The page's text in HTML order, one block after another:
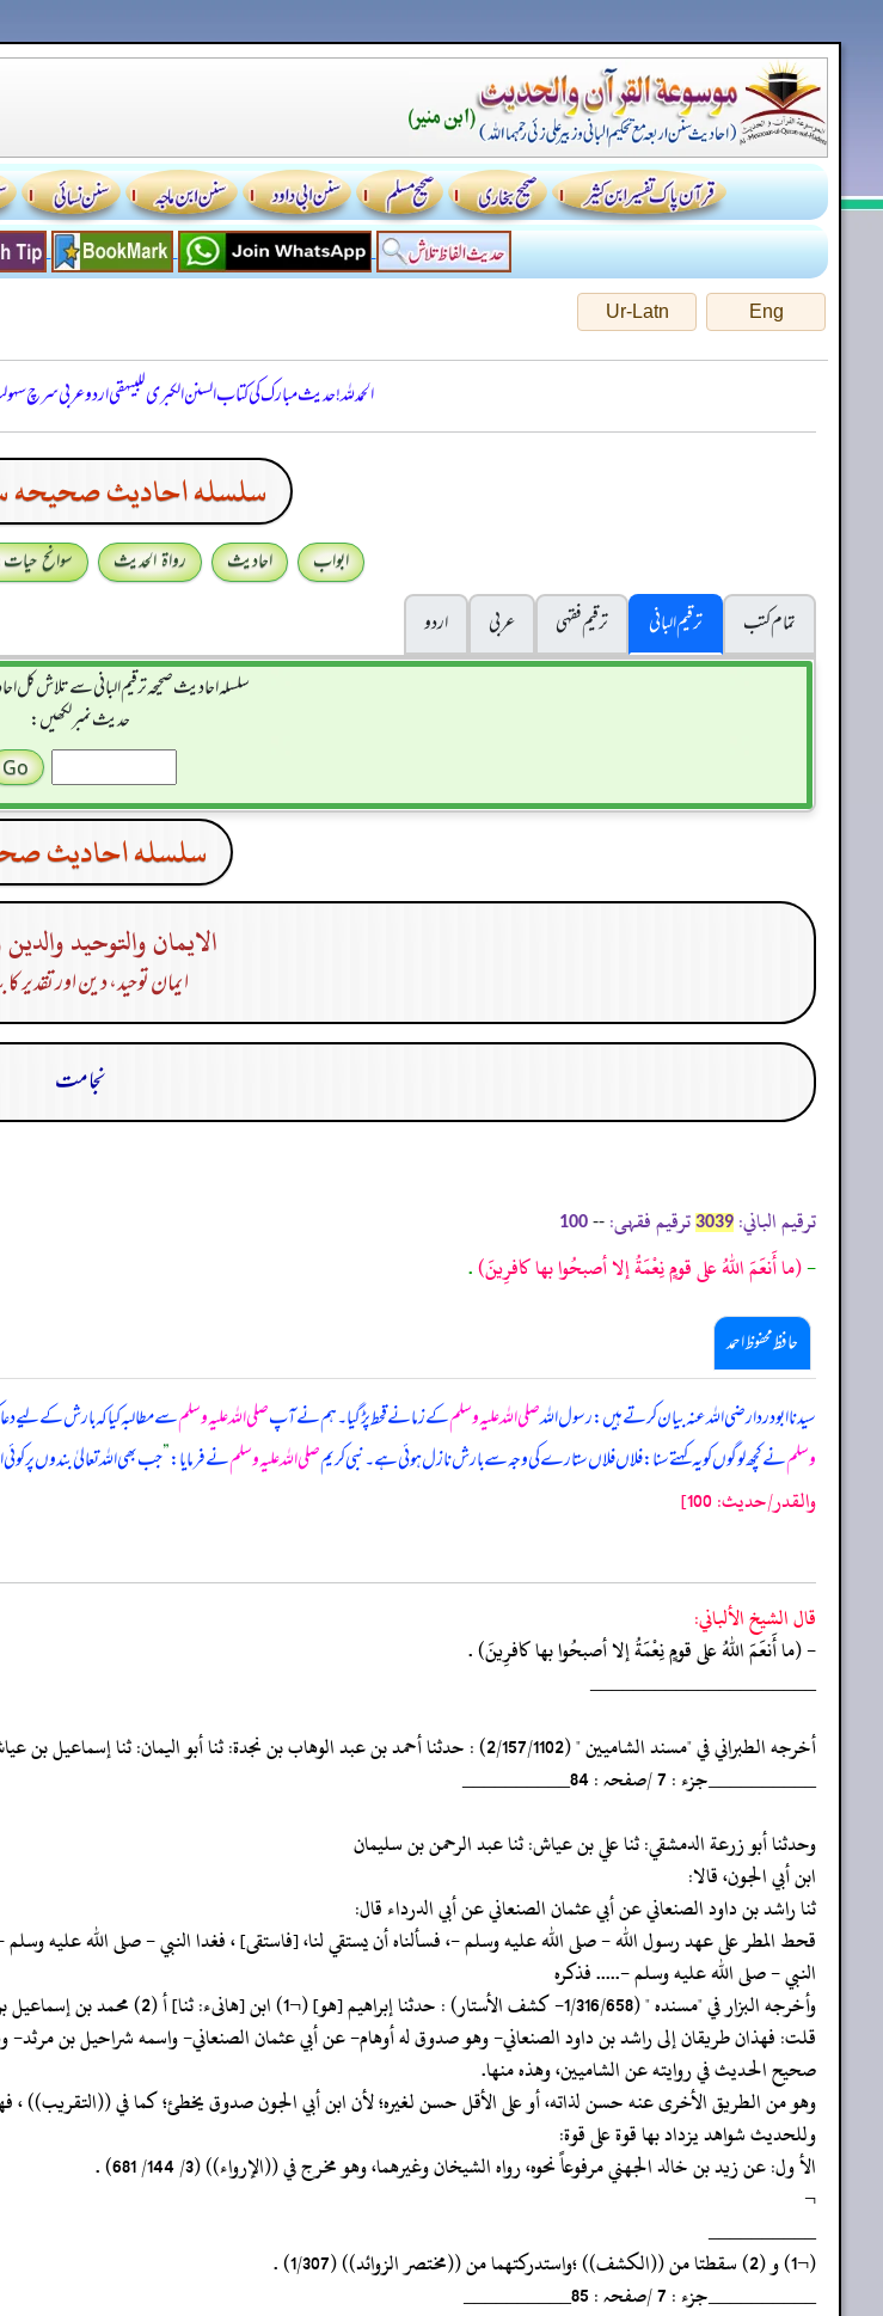
Eng
Ur-Latn
الحمدللہ! حدیث مبارک کی کتاب السنن الكبرى للبيهقي اردو عربی
سلسله احاديث صحيحه
ابواب احادیث رواۃ الحدیث
سوانح حیات:
تمام کتب
ترقیم البانی ترقيم فقہی عربی
اردو
سلسله احاديث صحيحه ترقیم البانی سے تلاش کل
حدیث نمبر لکھیں:
سلسله احاديث
الايمان والتوحيد
ایمان توحید، دین اور تقدیر
نجامت
ترقیم الباني: 3039 ترقیم فقہی: --
100
-(ما أَنعَمَ اللهُ على قومٍ نِعْمَةُ إلا أصبحُوا بها كافرِينَ).
حافظ محفوظ احمد
سیدنا ابودردا رضی اللہ عنہ بیان کرتے ہیں: رسول اللہصلی اللہ علیہ وسلمکے زمانے قحط پڑ گیا۔ ہم نے آپصلی اللہ علیہ وسلمسے مطالبہ کیا کہ بارش کے لیے
وسلمنے کچھ لوگوں کو یہ کہتے سنا: فلاں فلاں ستارے کی وجہ سے بارش نازل ہوئی ہے۔ نبی کریمصلی اللہ علیہ وسلمنے فرمایا:”جب بھی اللہ تعالیٰ بندوں پر
والقدر/حدیث: 100]
قال الشيخ الألباني:
- (ما أَنعَمَ اللهُ على قومٍ نِعْمَةُ إلا أصبحُوا بها كافرِينَ) .
‏‏‏‏_____________________
‏‏‏‏أخرجه الطبراني في "مسند الشاميين " (2/157/1102) : حدثنا أحمد بن عبد الوهاب بن نجدة: ثنا أبو اليمان: ثنا إسماعيل بن عياش. ح
‏‏‏‏__________جزء : 7 /صفحہ : 84__________
‏‏‏‏وحدثنا أبو زرعة الدمشقي: ثنا علي بن عياش: ثنا عبد الرحمن بن سليمان
‏‏‏‏ابن أبي الجون، قالا:
‏‏‏‏ثنا راشد بن داود الصنعاني عن أبي عثمان الصنعاني عن أبي الدرداء قال:
‏‏‏‏قحط المطر على عهد رسول الله - صلى الله عليه وسلم -، فسألناه أن يستقي لنا، [فاستقى] ، فغدا النبي - صلى الله عليه
‏‏‏‏النبي - صلى الله عليه وسلم -..... فذكره
‏‏‏‏وأخرجه البزار في "مسنده " (1/316/658- كشف الأستار) : حدثنا إبراهيم [هو] (¬1) ابن [هانىء: ثنا] أ (2) محمد بن إسماعيل بن عياش: حدثني أبي: حدثني راشد بن داود الصنعاني به. وزيادة: [فاستسقى] منه.
‏‏‏‏قلت: فهذان طريقان إلى راشد بن داود الصنعاني- وهو صدوق له أوهام- عن أبي عثمان الصنعاني- واسمه شراحيل بن
صحيح الحديث في روايته عن الشاميين، وهذه منها.
‏‏‏‏وهو من الطريق الأخرى عنه حسن لذاته، أو على الأقل حسن لغيره؛ لأن ابن أبي الجون صدوق يخطئ؛ كما في ((التقريب)) ،
‏‏‏‏وللحديث شواهد يزداد بها قوة على قوة:
‏‏‏‏الأ ول: عن زيد بن خالد الجهني مرفوعاً نحوه، رواه الشيخان وغيرهما، وهو مخرج في ((الإرواء)) (3/ 144/ 681) .
‏‏‏‏¬
‏‏‏‏__________
‏‏‏‏(¬1) و (2) سقطتا من ((الكشف)) ؛واستدركتهما من ((مختصر الزوائد)) (1/307) .
‏‏‏‏__________جزء : 7 /صفحہ : 85__________